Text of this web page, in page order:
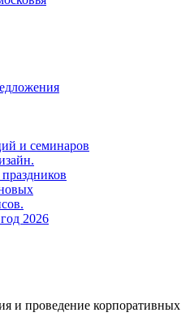
и семинаров
2026
и проведение корпоративных